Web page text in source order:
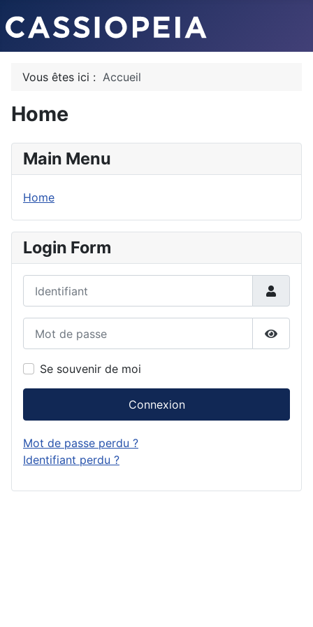
Vous êtes ici : Accueil
Home
Main Menu
Home
Login Form
Se souvenir de moi
Connexion
Mot de passe perdu ?
Identifiant perdu ?